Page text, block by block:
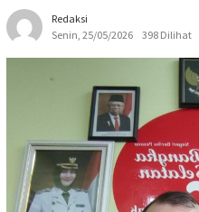
Redaksi
Senin, 25/05/2026
398 Dilihat